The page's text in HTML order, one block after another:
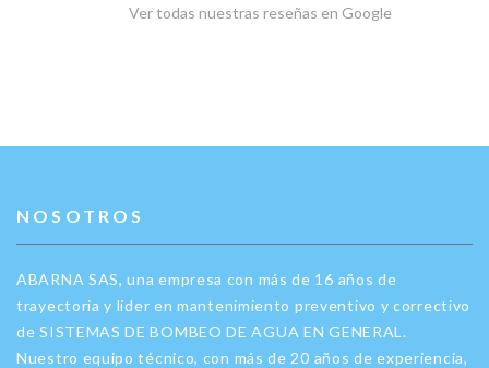
Ver todas nuestras reseñas en Google
NOSOTROS
ABARNA SAS, una empresa con más de 16 años de
trayectoria y líder en mantenimiento preventivo y correctivo
de SISTEMAS DE BOMBEO DE AGUA EN GENERAL.
Nuestro equipo técnico, con más de 20 años de experiencia,